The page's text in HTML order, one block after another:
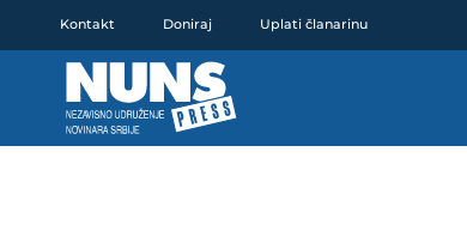
Kontakt Doniraj Uplati članarinu